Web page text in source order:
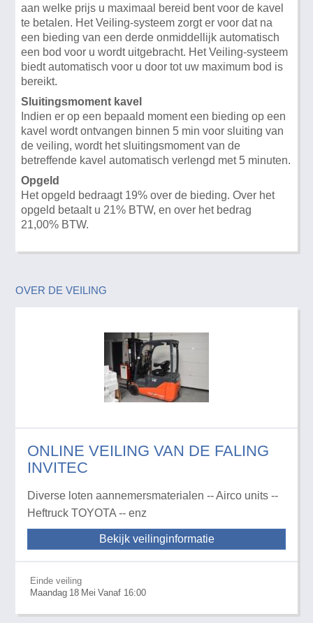
aan welke prijs u maximaal bereid bent voor de kavel
te betalen. Het Veiling-systeem zorgt er voor dat na
een bieding van een derde onmiddellijk automatisch
een bod voor u wordt uitgebracht. Het Veiling-systeem
biedt automatisch voor u door tot uw maximum bod is
bereikt.
Sluitingsmoment kavel
Indien er op een bepaald moment een bieding op een
kavel wordt ontvangen binnen 5 min voor sluiting van
de veiling, wordt het sluitingsmoment van de
betreffende kavel automatisch verlengd met 5 minuten.
Opgeld
Het opgeld bedraagt 19% over de bieding. Over het
opgeld betaalt u 21% BTW, en over het bedrag
21,00% BTW.
OVER DE VEILING
ONLINE VEILING VAN DE FALING
INVITEC
Diverse loten aannemersmaterialen -- Airco units --
Heftruck TOYOTA -- enz
Bekijk veilinginformatie
Einde veiling
Maandag 18 Mei Vanaf 16:00